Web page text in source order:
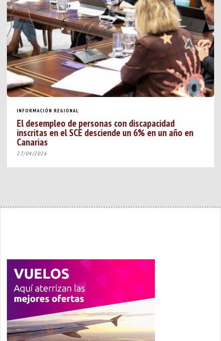
INFORMACIÓN REGIONAL
El desempleo de personas con discapacidad
inscritas en el SCE desciende un 6% en un año en
Canarias
27/04/2026